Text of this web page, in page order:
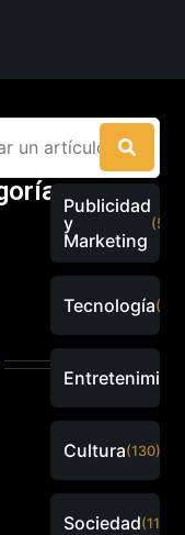
Publicidad
y
Marketing
Tecnología
Cultura(130)
Sociedad(115)